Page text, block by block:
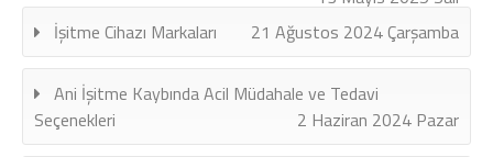
İşitme Cihazı Markaları
21 Ağustos 2024 Çarşamba
Ani İşitme Kaybında Acil Müdahale ve Tedavi
Seçenekleri
2 Haziran 2024 Pazar